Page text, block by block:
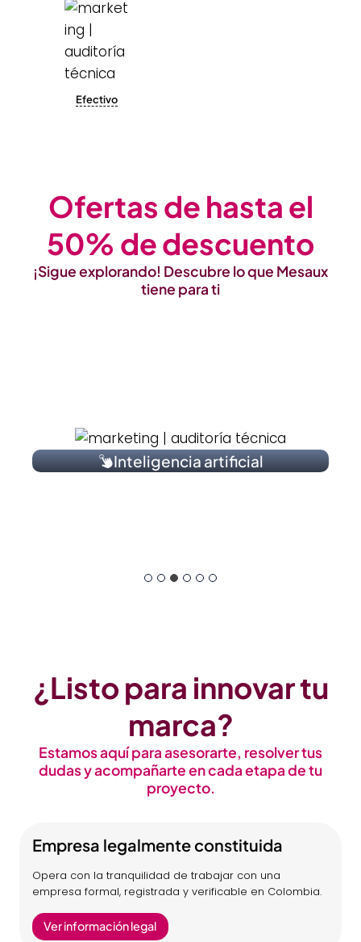
Efectivo
Ofertas de hasta el
50% de descuento
¡Sigue explorando! Descubre lo que Mesaux
tiene para ti
Inteligencia artificial
¿Listo para innovar tu
marca?
Estamos aquí para asesorarte, resolver tus
dudas y acompañarte en cada etapa de tu
proyecto.
Empresa legalmente constituida
Opera con la tranquilidad de trabajar con una
empresa formal, registrada y verificable en Colombia.
Ver información legal